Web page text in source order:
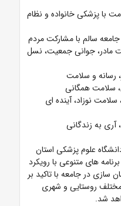
سلامت با پزشکی خانواده و نظام
سلامت مادر، جوانی جمعیت، نسل
سلامت نوزاد، آینده ای
علوم پزشکی استان
های متنوعی با رویکرد
سازی در جامعه با تاکید بر
روستایی و شهری
شد.